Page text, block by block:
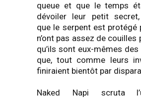
queue et que le temps
dévoiler leur petit
que le serpent est protégé
n’ont pas assez de couilles
qu’ils sont eux-mêmes
que, tout comme leurs
finiraient bientôt par
Naked Napi scruta